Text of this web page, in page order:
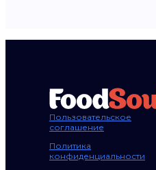
Пользовательское
соглашение
Политика
конфиденциальности